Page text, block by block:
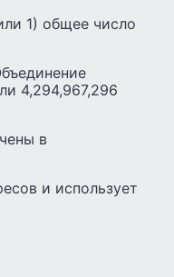
1) общее число
4,294,967,296
в
и использует